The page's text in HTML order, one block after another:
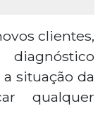
clientes,
situação da
qualquer